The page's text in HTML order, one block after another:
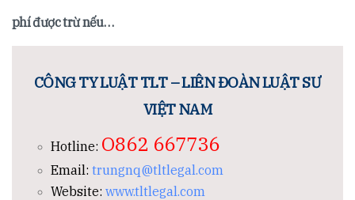
phí được trừ nếu…
CÔNG TY LUẬT TLT – LIÊN ĐOÀN LUẬT SƯ
VIỆT NAM
Hotline: O862 667736
Email: trungnq@tltlegal.com
Website:www.tltlegal.com